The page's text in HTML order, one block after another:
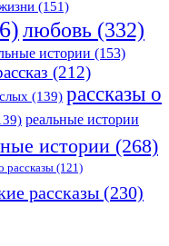
(151)
любовь (332)
истории (153)
(212)
(139) рассказы о
реальные истории
истории (268)
рассказы(121)
рассказы (230)